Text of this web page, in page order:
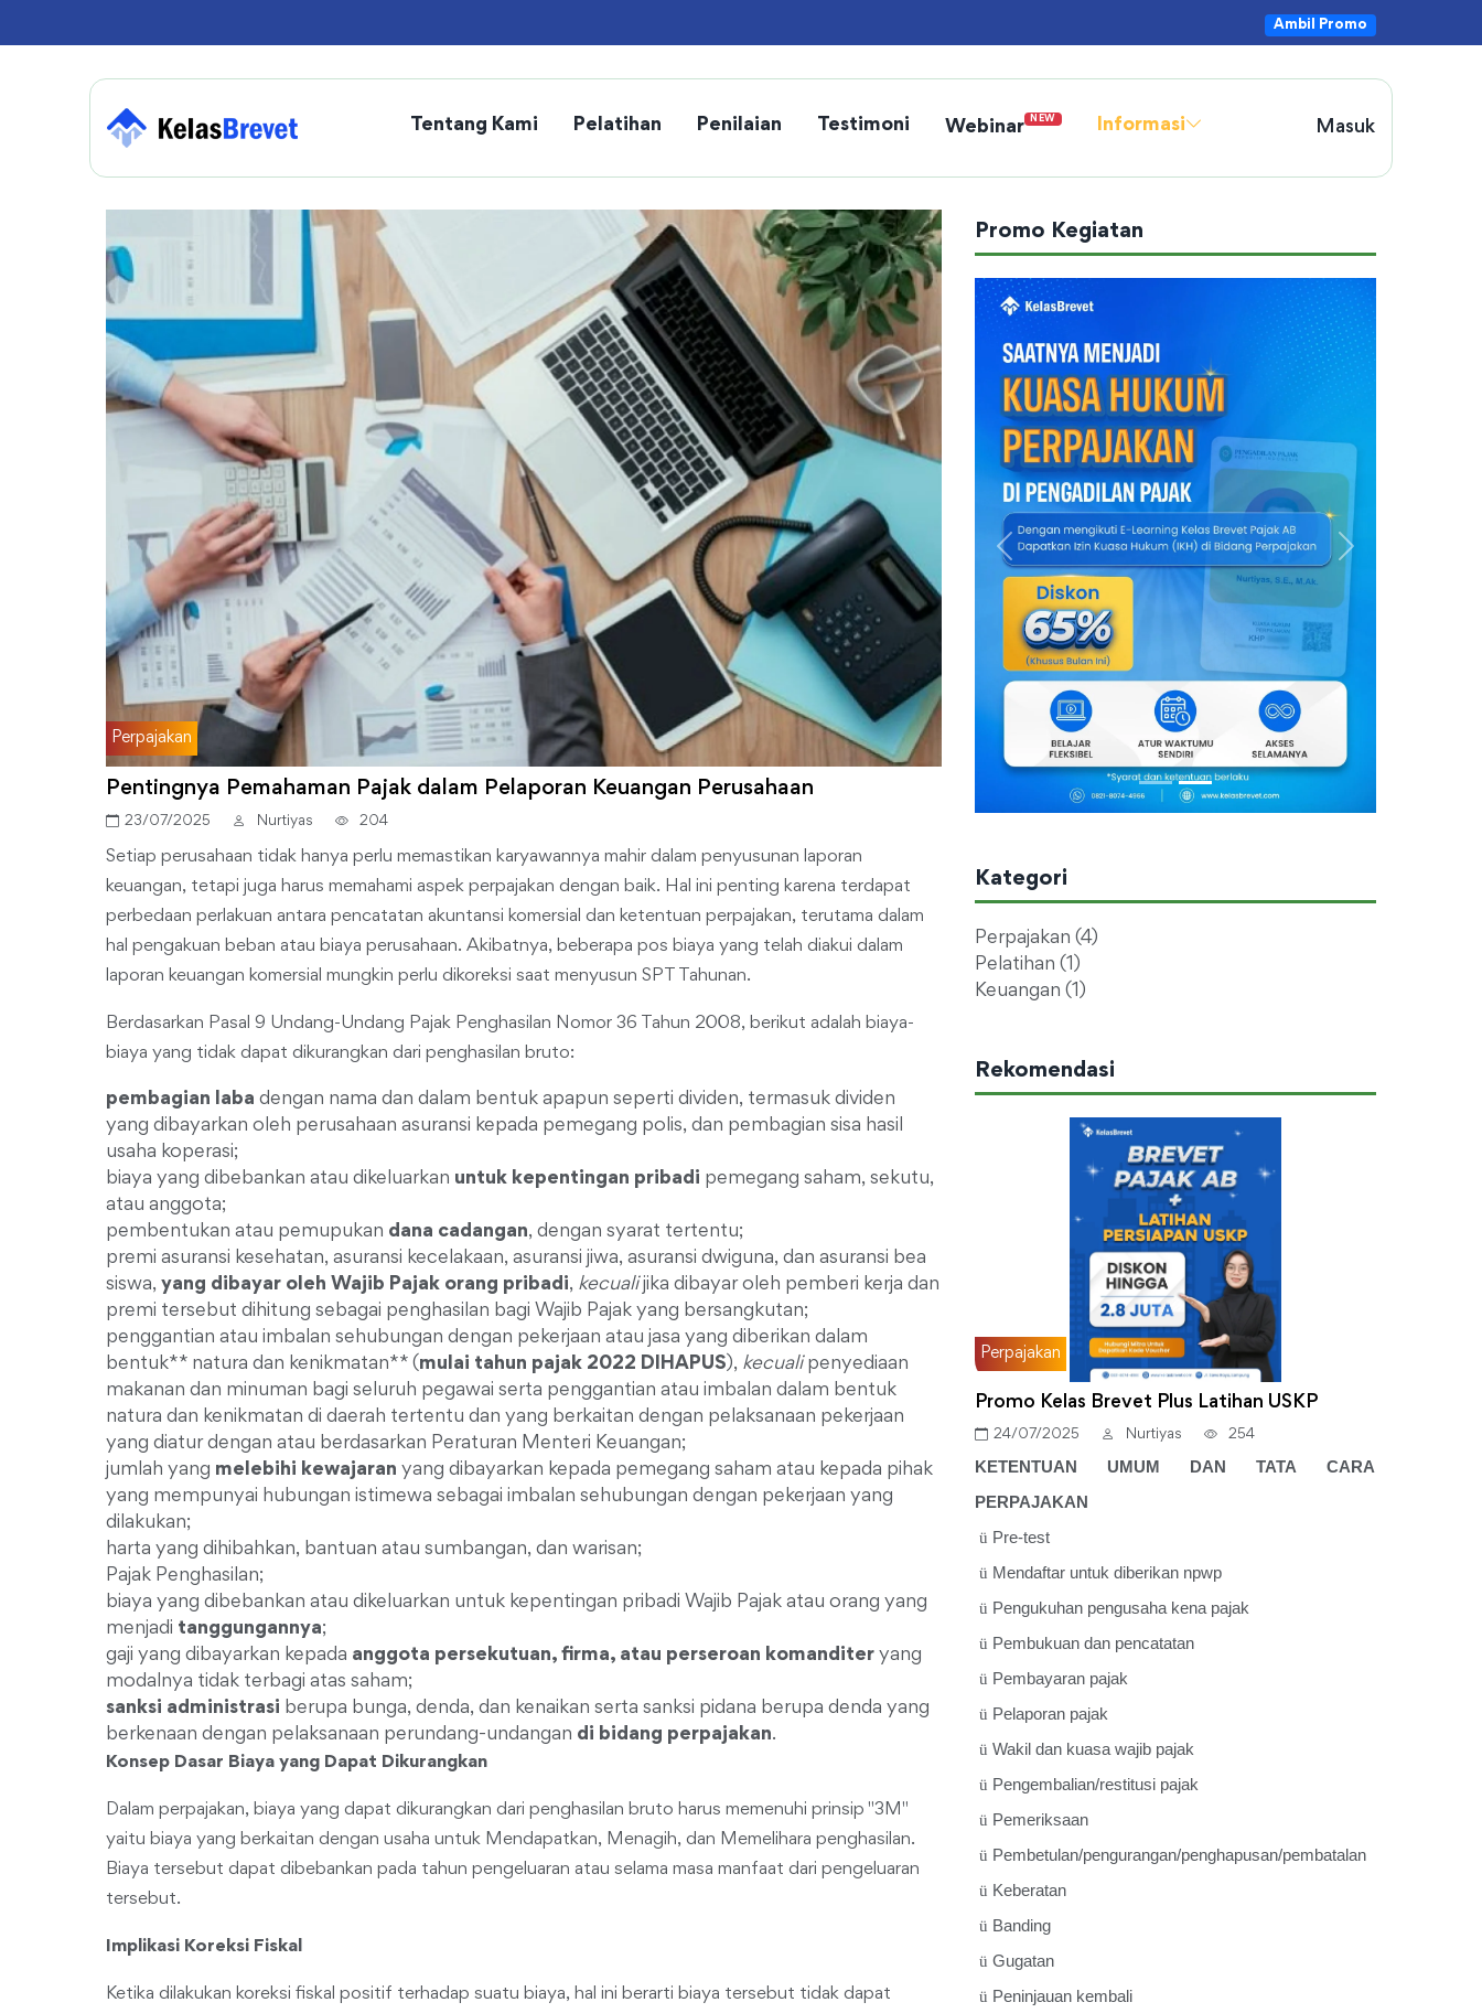
Ambil Promo
Tentang Kami Pelatihan Penilaian Testimoni Webinar NEW Informasi Masuk
Perpajakan
Pentingnya Pemahaman Pajak dalam Pelaporan Keuangan Perusahaan
23/07/2025 Nurtiyas 204
Setiap perusahaan tidak hanya perlu memastikan karyawannya mahir dalam penyusunan laporan
keuangan, tetapi juga harus memahami aspek perpajakan dengan baik. Hal ini penting karena terdapat
perbedaan perlakuan antara pencatatan akuntansi komersial dan ketentuan perpajakan, terutama dalam
hal pengakuan beban atau biaya perusahaan. Akibatnya, beberapa pos biaya yang telah diakui dalam
laporan keuangan komersial mungkin perlu dikoreksi saat menyusun SPT Tahunan.
Berdasarkan Pasal 9 Undang-Undang Pajak Penghasilan Nomor 36 Tahun 2008, berikut adalah biaya-
biaya yang tidak dapat dikurangkan dari penghasilan bruto:
pembagian laba dengan nama dan dalam bentuk apapun seperti dividen, termasuk dividen
yang dibayarkan oleh perusahaan asuransi kepada pemegang polis, dan pembagian sisa hasil
usaha koperasi;
biaya yang dibebankan atau dikeluarkan untuk kepentingan pribadi pemegang saham, sekutu,
atau anggota;
pembentukan atau pemupukan dana cadangan, dengan syarat tertentu;
premi asuransi kesehatan, asuransi kecelakaan, asuransi jiwa, asuransi dwiguna, dan asuransi bea
siswa, yang dibayar oleh Wajib Pajak orang pribadi, kecualijika dibayar oleh pemberi kerja dan
premi tersebut dihitung sebagai penghasilan bagi Wajib Pajak yang bersangkutan;
penggantian atau imbalan sehubungan dengan pekerjaan atau jasa yang diberikan dalam
bentuk** natura dan kenikmatan** (mulai tahun pajak 2022 DIHAPUS), kecualipenyediaan
makanan dan minuman bagi seluruh pegawai serta penggantian atau imbalan dalam bentuk
natura dan kenikmatan di daerah tertentu dan yang berkaitan dengan pelaksanaan pekerjaan
yang diatur dengan atau berdasarkan Peraturan Menteri Keuangan;
jumlah yang melebihi kewajaran yang dibayarkan kepada pemegang saham atau kepada pihak
yang mempunyai hubungan istimewa sebagai imbalan sehubungan dengan pekerjaan yang
dilakukan;
harta yang dihibahkan, bantuan atau sumbangan, dan warisan;
Pajak Penghasilan;
biaya yang dibebankan atau dikeluarkan untuk kepentingan pribadi Wajib Pajak atau orang yang
menjadi tanggungannya;
gaji yang dibayarkan kepada anggota persekutuan, firma, atau perseroan komanditer yang
modalnya tidak terbagi atas saham;
sanksi administrasi berupa bunga, denda, dan kenaikan serta sanksi pidana berupa denda yang
berkenaan dengan pelaksanaan perundang-undangan di bidang perpajakan.
Konsep Dasar Biaya yang Dapat Dikurangkan
Dalam perpajakan, biaya yang dapat dikurangkan dari penghasilan bruto harus memenuhi prinsip "3M"
yaitu biaya yang berkaitan dengan usaha untuk Mendapatkan, Menagih, dan Memelihara penghasilan.
Biaya tersebut dapat dibebankan pada tahun pengeluaran atau selama masa manfaat dari pengeluaran
tersebut.
Implikasi Koreksi Fiskal
Ketika dilakukan koreksi fiskal positif terhadap suatu biaya, hal ini berarti biaya tersebut tidak dapat
Promo Kegiatan
Previous Next
Kategori
Perpajakan (4)
Pelatihan (1)
Keuangan (1)
Rekomendasi
Perpajakan
Promo Kelas Brevet Plus Latihan USKP
24/07/2025 Nurtiyas 254
KETENTUAN UMUM DAN TATA CARA
PERPAJAKAN
ü Pre-test
ü Mendaftar untuk diberikan npwp
ü Pengukuhan pengusaha kena pajak
ü Pembukuan dan pencatatan
ü Pembayaran pajak
ü Pelaporan pajak
ü Wakil dan kuasa wajib pajak
ü Pengembalian/restitusi pajak
ü Pemeriksaan
ü Pembetulan/pengurangan/penghapusan/pembatalan
ü Keberatan
ü Banding
ü Gugatan
ü Peninjauan kembali